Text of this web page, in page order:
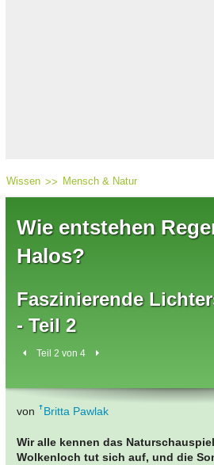
Wissen Mensch & Natur
Wie entstehen
Halos?
Faszinierende
- Teil 2
Teil 2 von 4
von Britta Pawlak
Wir alle kennen das
Wolkenloch tut sich auf, und die